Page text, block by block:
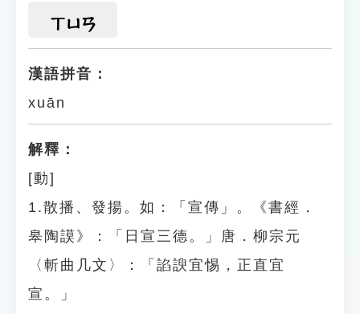
ㄒㄩㄢ
漢語拼音：
xuān
解釋：
[動]
1.散播、發揚。如：「宣傳」。《書經．
皋陶謨》：「日宣三德。」唐．柳宗元
〈斬曲几文〉：「諂諛宜惕，正直宜
宣。」